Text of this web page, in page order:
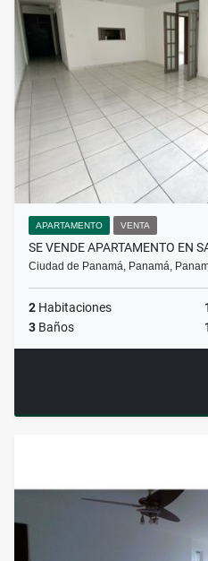
APARTAMENTO VENTA
SE VENDE APARTAMENTO EN
Ciudad de Panamá, Panamá,
2 Habitaciones
3 Baños